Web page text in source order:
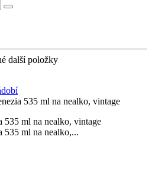
další položky
535 ml na nealko, vintage